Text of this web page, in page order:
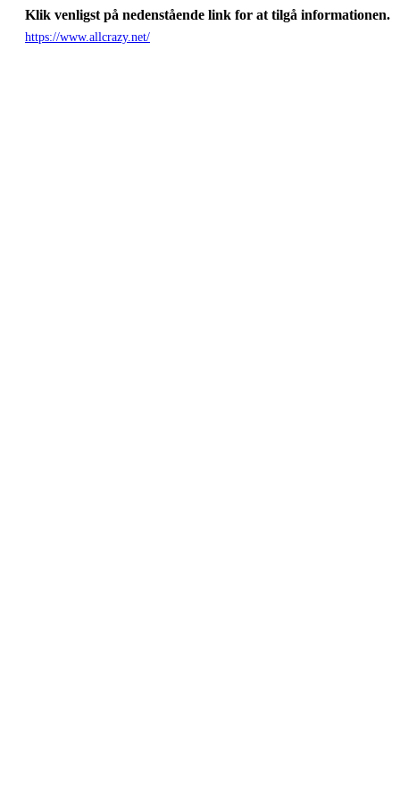
Klik venligst på nedenstående link for at tilgå informationen.
https://www.allcrazy.net/